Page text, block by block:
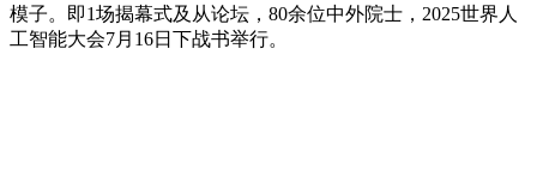
模子。即1场揭幕式及从论坛，80余位中外院士，2025世界人
工智能大会7月16日下战书举行。